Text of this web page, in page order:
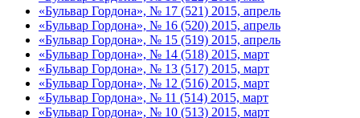
«Бульвар Гордона», № 17 (521) 2015, апрель
«Бульвар Гордона», № 16 (520) 2015, апрель
«Бульвар Гордона», № 15 (519) 2015, апрель
«Бульвар Гордона», № 14 (518) 2015, март
«Бульвар Гордона», № 13 (517) 2015, март
«Бульвар Гордона», № 12 (516) 2015, март
«Бульвар Гордона», № 11 (514) 2015, март
«Бульвар Гордона», № 10 (513) 2015, март